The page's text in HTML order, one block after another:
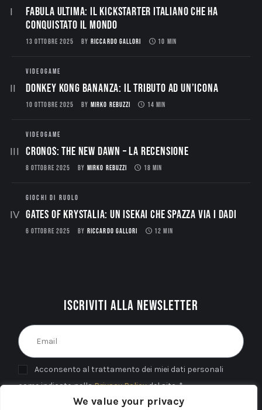
We value your privacy
Fabula Ultima: il Kickstarter italiano che ha
conquistato il mondo
13 OTTOBRE 2025 BY RICCARDO GALLORI 10 MIN
VIDEOGAME
Donkey Kong Bananza: Il Tributo ad un’Icona
10 OTTOBRE 2025 BY MIRKO REBUZZI 14 MIN
VIDEOGAME
CRONOS: THE NEW DAWN – La Recensione
8 OTTOBRE 2025 BY MIRKO REBUZZI 18 MIN
GIOCHI DI RUOLO
Gates of Krystalia: Un Isekai che spazza via i dadi
6 OTTOBRE 2025 BY RICCARDO GALLORI 12 MIN
Iscriviti alla newsletter
Acconsento al trattamento dei miei dati personali
come indicato nellaPrivacy Policydel sito. *